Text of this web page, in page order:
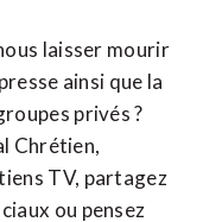
laisser mourir
ainsi que la
privés ?
Chrétien,
TV, partagez
ou pensez